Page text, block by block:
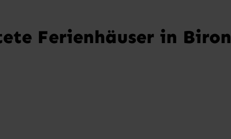
Ferienhäuser in Biron